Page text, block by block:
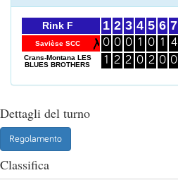
Rink F
Savièse SCC
Crans-Montana LES
BLUES BROTHERS
1
0
1
2
0
2
3
0
2
4
1
0
5
0
2
6
1
0
7
4
0
Dettagli del turno
Regolamento
Classifica